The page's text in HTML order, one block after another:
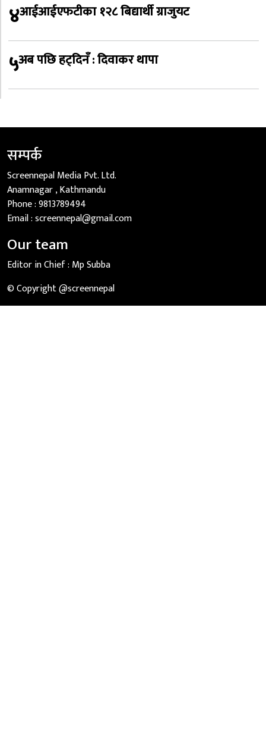
४आईआईएफटीका १२८ बिद्यार्थी ग्राजुयट
५अब पछि हट्दिनँ : दिवाकर थापा
सम्पर्क
Screennepal Media Pvt. Ltd.
Anamnagar , Kathmandu
Phone :9813789494
Email :screennepal@gmail.com
Our team
Editor in Chief : Mp Subba
© Copyright @screennepal